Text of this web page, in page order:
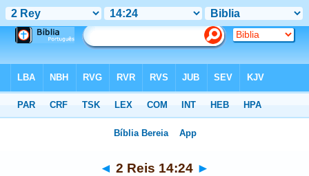
◄ 2 Reis 14:24 ►